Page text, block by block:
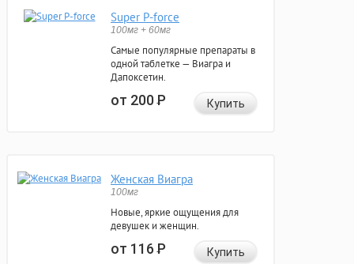
Super P-force
100мг + 60мг
Самые популярные препараты в
одной таблетке — Виагра и
Дапоксетин.
от 200Р Купить
Женская Виагра
100мг
Новые, яркие ощущения для
девушек и женщин.
от 116Р Купить